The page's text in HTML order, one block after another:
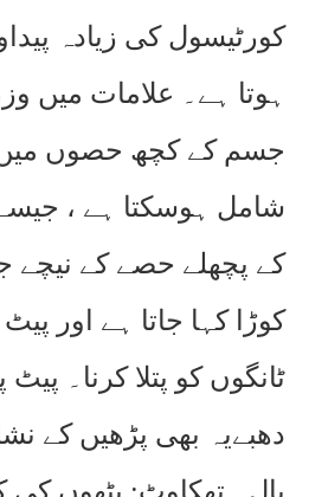
کورٹیسول کی زیادہ
ہوتا ہے۔ علامات میں
جسم کے کچھ حصوں میں
شامل ہوسکتا ہے ،
کے پچھلے حصے کے نیچے
کوڑا کہا جاتا ہے اور
ٹانگوں کو پتلا کرنا۔
دھبےیہ بھی پڑھیں کے